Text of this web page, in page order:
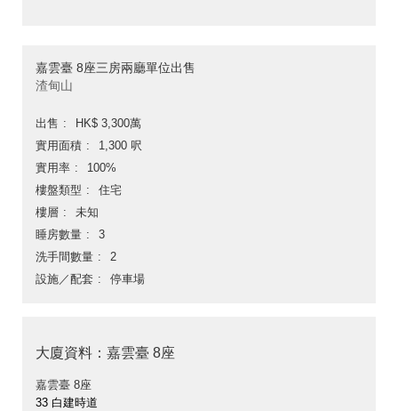
嘉雲臺 8座三房兩廳單位出售
渣甸山
出售
HK$ 3,300萬
實用面積
1,300 呎
實用率
100%
樓盤類型
住宅
樓層
未知
睡房數量
3
洗手間數量
2
設施／配套
停車場
大廈資料：嘉雲臺 8座
嘉雲臺 8座
33 白建時道